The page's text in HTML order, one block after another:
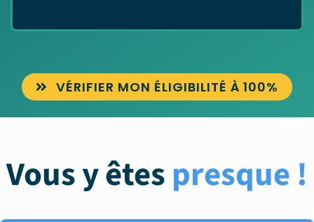
VÉRIFIER MON ÉLIGIBILITÉ À 100%
Vous y êtespresque !